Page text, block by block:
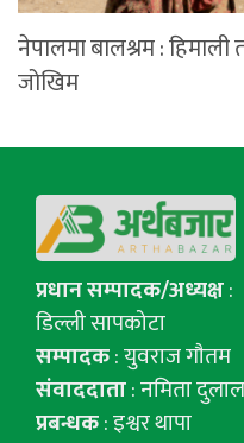
नेपालमा बालश्रम : हिमाली
जोखिम
प्रधान सम्पादक/अध्यक्ष:
डिल्ली सापकोटा
सम्पादक: युवराज गाैतम
संवाददाता: नमिता दुलाल
प्रबन्धक: इश्वर थापा